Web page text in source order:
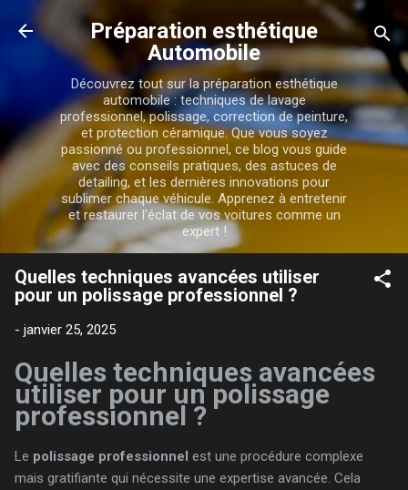
Accéder au contenu principal
Préparation esthétique
Automobile
Découvrez tout sur la préparation esthétique
automobile : techniques de lavage
professionnel, polissage, correction de peinture,
et protection céramique. Que vous soyez
passionné ou professionnel, ce blog vous guide
avec des conseils pratiques, des astuces de
detailing, et les dernières innovations pour
sublimer chaque véhicule. Apprenez à entretenir
et restaurer l'éclat de vos voitures comme un
expert !
Quelles techniques avancées utiliser
pour un polissage professionnel ?
- janvier 25, 2025
Quelles techniques avancées
utiliser pour un polissage
professionnel ?
Le polissage professionnel est une procédure complexe
mais gratifiante qui nécessite une expertise avancée. Cela